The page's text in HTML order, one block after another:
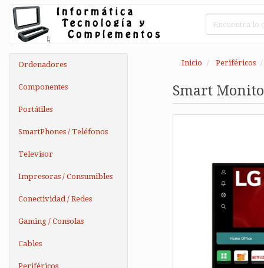
Ordenadores
Componentes
Portátiles
SmartPhones / Teléfonos
Televisor
Impresoras / Consumibles
Conectividad / Redes
Gaming / Consolas
Cables
Periféricos
Inicio Periféricos
Smart